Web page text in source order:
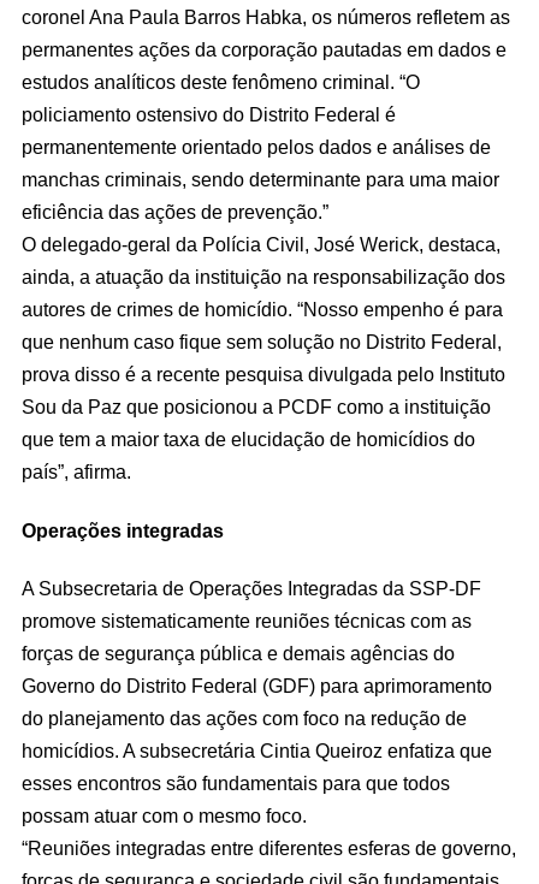
coronel Ana Paula Barros Habka, os números refletem as
permanentes ações da corporação pautadas em dados e
estudos analíticos deste fenômeno criminal. “O
policiamento ostensivo do Distrito Federal é
permanentemente orientado pelos dados e análises de
manchas criminais, sendo determinante para uma maior
eficiência das ações de prevenção.”
O delegado-geral da Polícia Civil, José Werick, destaca,
ainda, a atuação da instituição na responsabilização dos
autores de crimes de homicídio. “Nosso empenho é para
que nenhum caso fique sem solução no Distrito Federal,
prova disso é a recente pesquisa divulgada pelo Instituto
Sou da Paz que posicionou a PCDF como a instituição
que tem a maior taxa de elucidação de homicídios do
país”, afirma.
Operações integradas
A Subsecretaria de Operações Integradas da SSP-DF
promove sistematicamente reuniões técnicas com as
forças de segurança pública e demais agências do
Governo do Distrito Federal (GDF) para aprimoramento
do planejamento das ações com foco na redução de
homicídios. A subsecretária Cintia Queiroz enfatiza que
esses encontros são fundamentais para que todos
possam atuar com o mesmo foco.
“Reuniões integradas entre diferentes esferas de governo,